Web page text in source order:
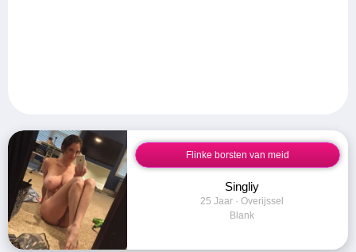
Flinke borsten van meid
Singliy
25 Jaar · Overijssel
Blank